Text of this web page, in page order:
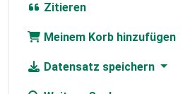
Zitieren
Meinem Korb hinzufügen
Datensatz speichern